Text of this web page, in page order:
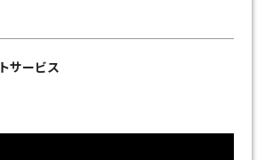
サービス